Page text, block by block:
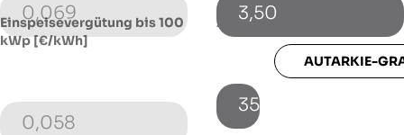
0,069
Einspeisevergütung bis 100
kWp [€/kWh]
0,058
3,50
Autarkie-Grad [%]
35
AUTARKIE-